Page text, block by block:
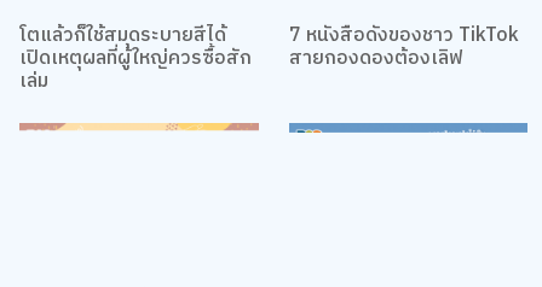
โตแล้วก็ใช้สมุดระบายสีได้
เปิดเหตุผลที่ผู้ใหญ่ควรซื้อสัก
เล่ม
7 หนังสือดังของชาว TikTok
สายกองดองต้องเลิฟ